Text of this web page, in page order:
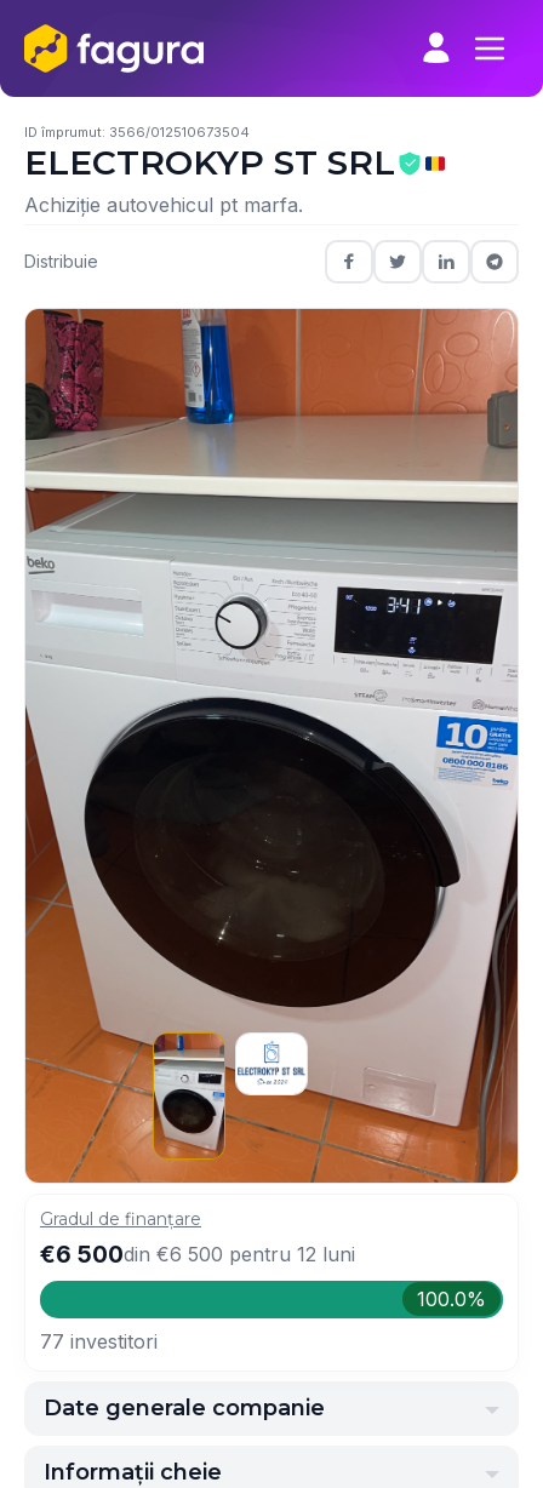
content
ID împrumut: 3566/012510673504
ELECTROKYP ST SRL
Achiziție autovehicul pt marfa.
Distribuie
Date generale companie
Gradul de finanțare
€6 500din €6 500 pentru 12 luni
100.0%
77 investitori
Informații cheie